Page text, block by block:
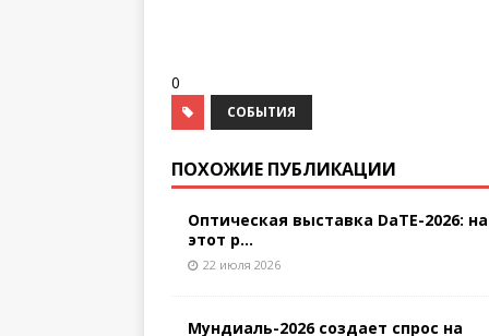
0
СОБЫТИЯ
ПОХОЖИЕ ПУБЛИКАЦИИ
Оптическая выставка DaTE-2026: на
этот р...
22 июля 2026
Мундиаль-2026 создает спрос на